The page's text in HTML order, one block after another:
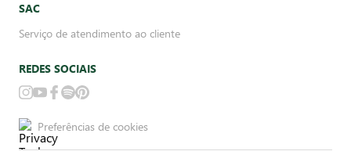
SAC
Serviço de atendimento ao cliente
REDES SOCIAIS
Preferências de cookies